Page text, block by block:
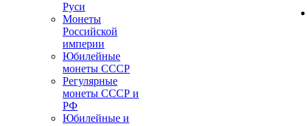
Руси
Монеты
Российской
империи
Юбилейные
монеты СССР
Регулярные
монеты СССР и
РФ
Юбилейные и